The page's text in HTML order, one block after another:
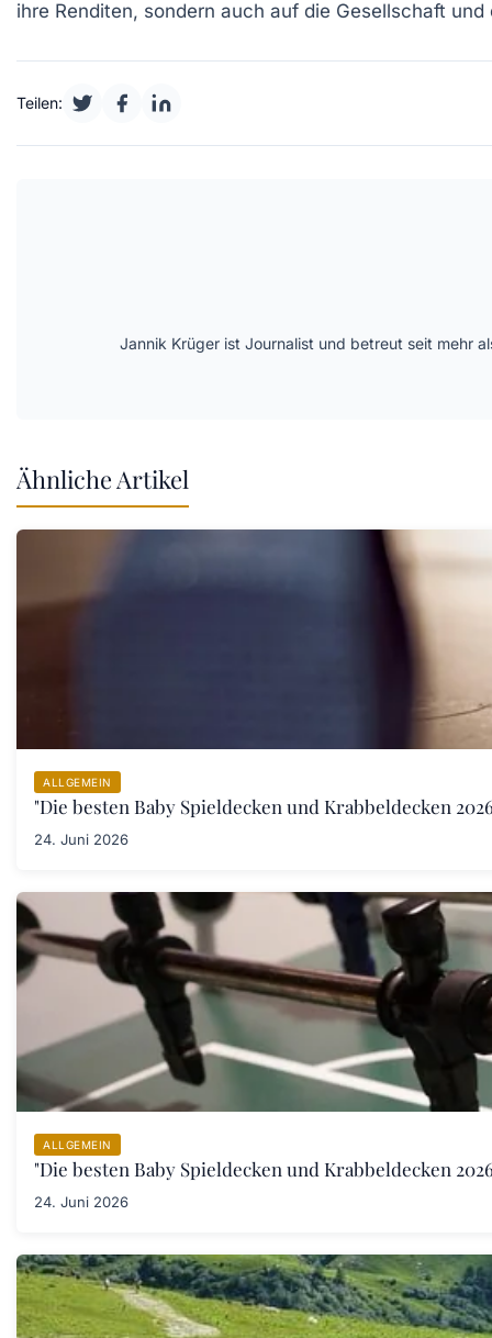
ihre Renditen, sondern auch auf die Gesellschaft
Teilen:
Jannik Krüger ist Journalist und betreut seit mehr
Ähnliche Artikel
ALLGEMEIN
"Die besten Baby Spieldecken und Krabbeldecken
24. Juni 2026
ALLGEMEIN
"Die besten Baby Spieldecken und Krabbeldecken
24. Juni 2026